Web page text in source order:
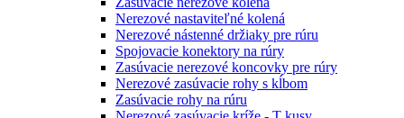
Nerezové nastaviteľné kolená
Nerezové nástenné držiaky pre rúru
Spojovacie konektory na rúry
Zasúvacie nerezové koncovky pre rúry
Nerezové zasúvacie rohy s kĺbom
Zasúvacie rohy na rúru